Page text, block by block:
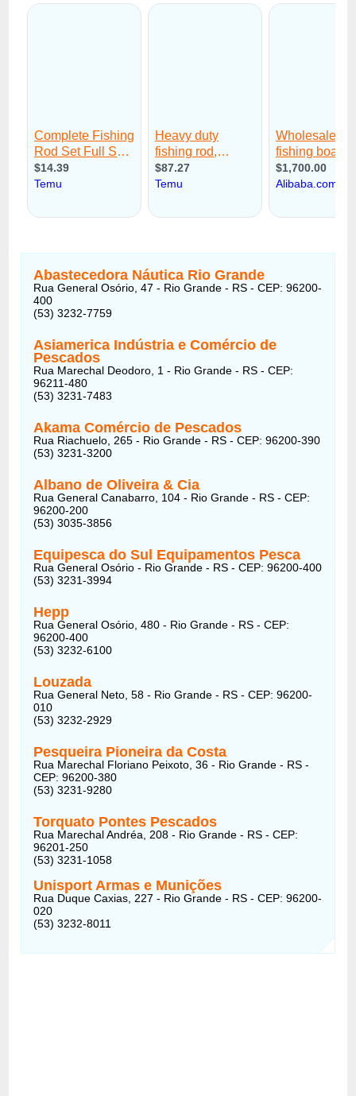
Abastecedora Náutica Rio Grande
Rua General Osório, 47 - Rio Grande - RS - CEP: 96200-
400
(53) 3232-7759
Asiamerica Indústria e Comércio de
Pescados
Rua Marechal Deodoro, 1 - Rio Grande - RS - CEP:
96211-480
(53) 3231-7483
Akama Comércio de Pescados
Rua Riachuelo, 265 - Rio Grande - RS - CEP: 96200-390
(53) 3231-3200
Albano de Oliveira & Cia
Rua General Canabarro, 104 - Rio Grande - RS - CEP:
96200-200
(53) 3035-3856
Equipesca do Sul Equipamentos Pesca
Rua General Osório - Rio Grande - RS - CEP: 96200-400
(53) 3231-3994
Hepp
Rua General Osório, 480 - Rio Grande - RS - CEP:
96200-400
(53) 3232-6100
Louzada
Rua General Neto, 58 - Rio Grande - RS - CEP: 96200-
010
(53) 3232-2929
Pesqueira Pioneira da Costa
Rua Marechal Floriano Peixoto, 36 - Rio Grande - RS -
CEP: 96200-380
(53) 3231-9280
Torquato Pontes Pescados
Rua Marechal Andréa, 208 - Rio Grande - RS - CEP:
96201-250
(53) 3231-1058
Unisport Armas e Munições
Rua Duque Caxias, 227 - Rio Grande - RS - CEP: 96200-
020
(53) 3232-8011